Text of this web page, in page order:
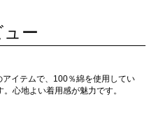
ュー
イテムで、100％綿を使用してい
心地よい着用感が魅力です。